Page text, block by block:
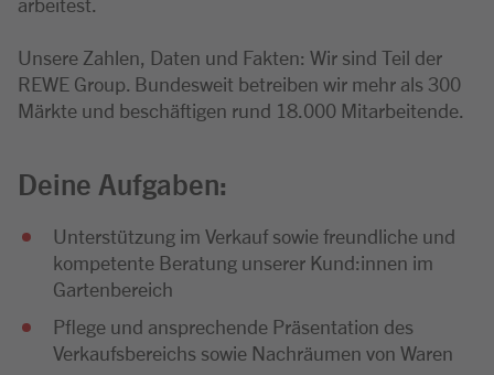
Unsere Zahlen, Daten und Fakten: Wir sind Teil der
REWE Group. Bundesweit betreiben wir mehr als 300
Märkte und beschäftigen rund 18.000 Mitarbeitende.
Deine Aufgaben:
Unterstützung im Verkauf sowie freundliche und
kompetente Beratung unserer Kund:innen im
Gartenbereich
Pflege und ansprechende Präsentation des
Verkaufsbereichs sowie Nachräumen von Waren